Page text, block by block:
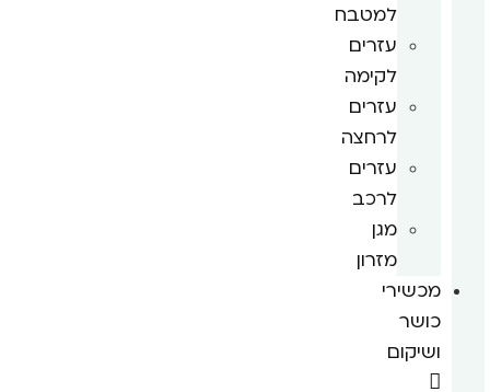
למטבח
עזרים
לקימה
עזרים
לרחצה
עזרים
לרכב
מגן
מזרון
מכשירי
כושר
ושיקום